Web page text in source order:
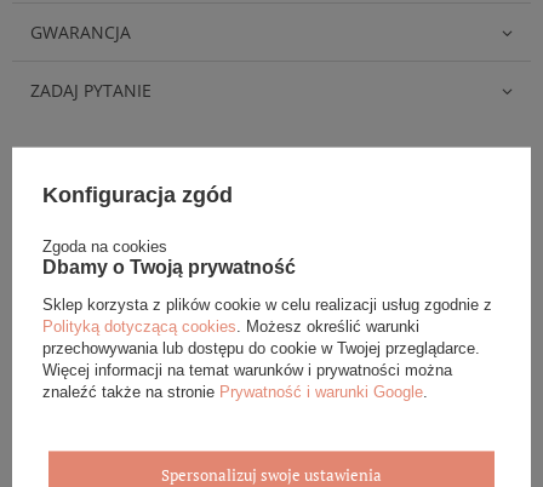
GWARANCJA
ZADAJ PYTANIE
Eleganckie opakowanie gratis
Biżuterię i zegarki zakupione w sklepie internetowym
BOVEM otrzymasz jako gotowy do wręczenia upominek. Do
każdego zamówienia dołączamy pudełko ze skóry
ekologicznej oraz elegancką torebkę. Rozmiary i wzory
mogą się różnić ze względu na wybrany asortyment.
Konfiguracja zgód
Zgoda na cookies
Dbamy o Twoją prywatność
Sklep korzysta z plików cookie w celu realizacji usług zgodnie z
Polityką dotyczącą cookies . Możesz określić warunki
przechowywania lub dostępu do cookie w Twojej przeglądarce.
Więcej informacji na temat warunków i prywatności można
znaleźć także na stronie Prywatność i warunki Google
Spersonalizuj swoje ustawienia